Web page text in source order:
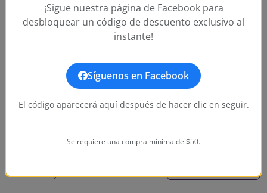
How water-resistant is this watch?
What movement does this watch use?
What size is this watch?
No reviews yet. Be the first to write one!
¡Sigue nuestra página de Facebook para
desbloquear un código de descuento exclusivo al
instante!
Síguenos en Facebook
El código aparecerá aquí después de hacer clic en seguir.
Se requiere una compra mínima de $50.